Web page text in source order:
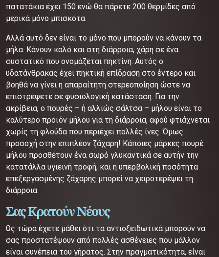
πατατάκια έχει 150 ενώ θα πάρετε 200 θερμίδες από
μερικά μόνο μπισκότα.
Αλλά αυτό δεν είναι το μόνο που μπορούν να κάνουν τα
μήλα. Κάνουν καλό και στη διάρροια, χάρη σε ένα
συστατικό που ονομάζεται πηκτίνη. Αυτός ο
υδατάνθρακας έχει πηκτική επίδραση στο έντερο και
βοηθά να γίνει η απαραίτητη στερεοποίηση ώστε να
επιστρέψετε σε φυσιολογική κατάσταση. Για την
ακρίβεια, ο πουρές – ή αλλιώς σάλτσα – μήλου είναι το
καλύτερο προϊόν μήλου για τη διάρροια, αφού φτιάχνεται
χωρίς τη φλούδα που περιέχει πολλές ίνες. Όμως
προσοχή στην επιπλέον ζάχαρη! Κάποιες μάρκες πουρέ
μήλου προσθέτουν ένα σωρό γλυκαντικά σε αυτήν την
κατατάλλα υγιεινή τροφή, και η υπερβολική ποσότητα
επεξεργασμένης ζάχαρης μπορεί να χειροτερέψει τη
διάρροια.
Σας Κρατούν Νέους
Ως τώρα έχετε μάθει ότι τα αντιοξειδωτικά μπορούν να
σας προστατέψουν από πολλές ασθένειες που μάλλον
είναι συνέπεια του γήρατος. Στην πραγματικότητα, είναι